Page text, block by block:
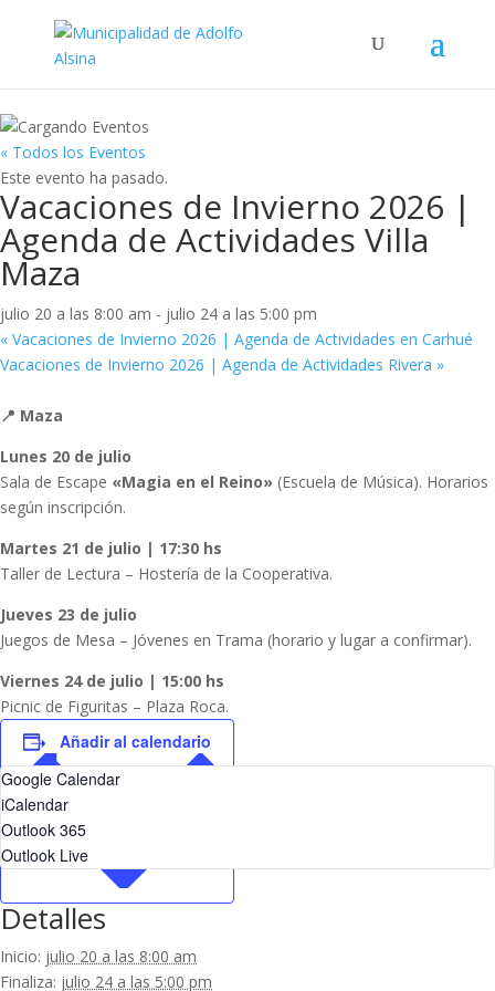
« Todos los Eventos
Este evento ha pasado.
Vacaciones de Invierno 2026 |
Agenda de Actividades Villa
Maza
julio 20 a las 8:00 am - julio 24 a las 5:00 pm
« Vacaciones de Invierno 2026 | Agenda de Actividades en Carhué
Vacaciones de Invierno 2026 | Agenda de Actividades Rivera »
📍 Maza
Lunes 20 de julio
Sala de Escape «Magia en el Reino» (Escuela de Música). Horarios
según inscripción.
Martes 21 de julio | 17:30 hs
Taller de Lectura – Hostería de la Cooperativa.
Jueves 23 de julio
Juegos de Mesa – Jóvenes en Trama (horario y lugar a confirmar).
Viernes 24 de julio | 15:00 hs
Picnic de Figuritas – Plaza Roca.
Añadir al calendario
Google Calendar
iCalendar
Outlook 365
Outlook Live
Detalles
Inicio: julio 20 a las 8:00 am
Finaliza: julio 24 a las 5:00 pm